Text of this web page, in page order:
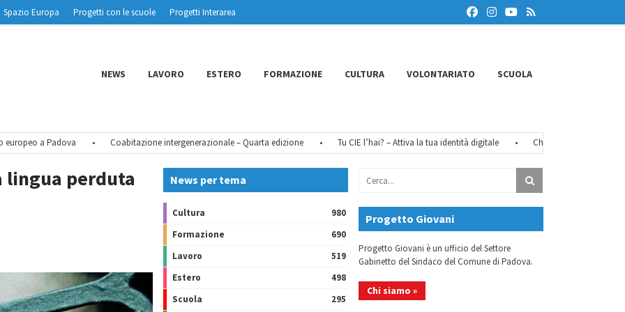
Spazio Europa Progetti con le scuole
Progetti Interarea
NEWS LAVORO ESTERO FORMAZIONE CULTURA VOLONTARIATO SCUOLA
a Padova • Coabitazione intergenerazionale – Quarta edizione • Tu CIE l’hai? – Attiva la tua identità digitale • Chiusure estive 2026
lingua perduta
News per tema
Cultura
980
Formazione
690
Lavoro
519
Estero
498
Scuola
295
Progetto Giovani
Progetto Giovani è un ufficio del Settore
Gabinetto del Sindaco del Comune di Padova.
Chi siamo »